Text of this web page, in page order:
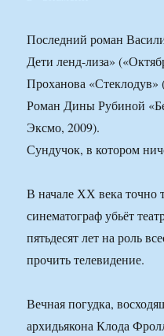
Последний роман
Дети ленд-лиза»
Проханова
Роман Дины Рубиной
Эксмо, 2009).
Сундучок, в котором
В начале ХХ века точно
синематограф убьёт
пятьдесят лет на роль
прочить телевидение.
Вечная погудка,
архидьякона Клода